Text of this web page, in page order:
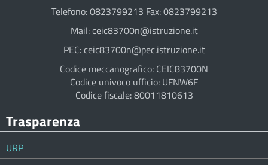
Telefono: 0823799213 Fax: 0823799213
Mail: ceic83700n@istruzione.it
PEC: ceic83700n@pec.istruzione.it
Codice meccanografico: CEIC83700N
Codice univoco ufficio: UFNW6F
Codice fiscale: 80011810613
Trasparenza
URP